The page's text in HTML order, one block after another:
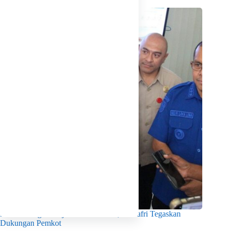
Menko Pangan Tinjau KNMP Untia, Munafri Tegaskan
Dukungan Pemkot